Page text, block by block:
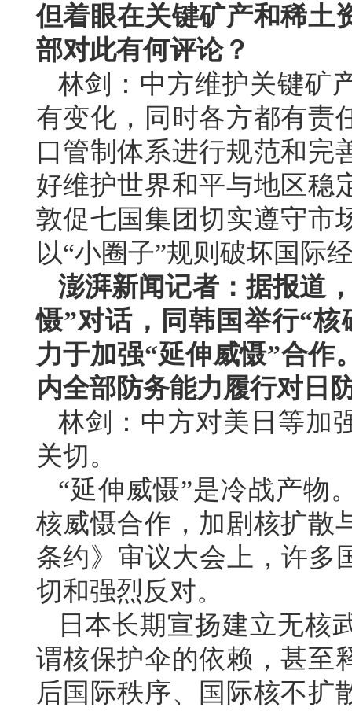
但着眼在关键矿产和稀土
部对此有何评论？
林剑：中方维护关键矿
有变化，同时各方都有责
口管制体系进行规范和完
好维护世界和平与地区稳
敦促七国集团切实遵守市
以“小圈子”规则破坏国际
澎湃新闻记者：据报道
慑”对话，同韩国举行“
力于加强“延伸威慑”合作
内全部防务能力履行对日
林剑：中方对美日等加
关切。
“延伸威慑”是冷战产物
核威慑合作，加剧核扩散
条约》审议大会上，许多
切和强烈反对。
日本长期宣扬建立无核
谓核保护伞的依赖，甚至
后国际秩序、国际核不扩